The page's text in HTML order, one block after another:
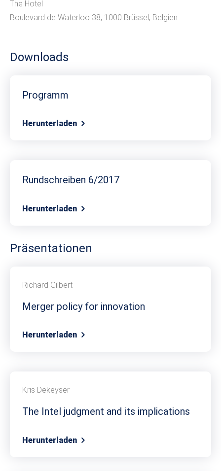
The Hotel
Boulevard de Waterloo 38, 1000 Brüssel, Belgien
Downloads
Programm
Herunterladen
Rundschreiben 6/2017
Herunterladen
Präsentationen
Richard Gilbert
Merger policy for innovation
Herunterladen
Kris Dekeyser
The Intel judgment and its implications
Herunterladen